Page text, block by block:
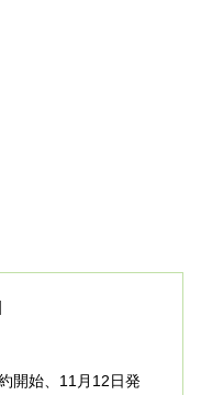
開始、11月12日発